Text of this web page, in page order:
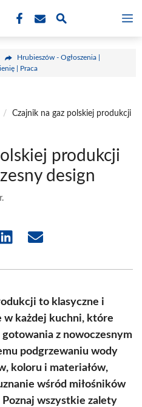
Hrubieszów - Ogłoszenia |
| Praca
/
Czajnik na gaz polskiej produkcji
produkcji
design
Share Share
to klasyczne i
w każdej kuchni, które
z nowoczesnym
podgrzewaniu wody
koloru i materiałów,
wśród miłośników
wszystkie zalety